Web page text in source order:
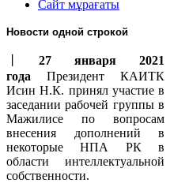
Сайт мұрағаты
Новости одной строкой
27 января 2021
года Президент КАИТК
Исин Н.К. принял участие в
заседании рабочей группы в
Мажилисе по вопросам
внесения дополнений в
некоторые НПА РК в
области интеллектуальной
собственности.